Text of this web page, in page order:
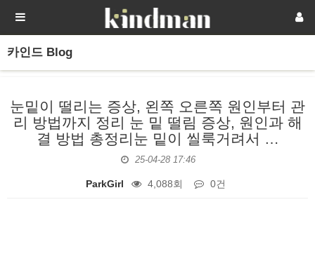
카인드 Blog
눈밑이 떨리는 증상, 왼쪽 오른쪽 원인부터 관
리 방법까지 정리 눈 밑 떨림 증상, 원인과 해
결 방법 총정리눈 밑이 씰룩거려서 …
25-04-28 17:46
ParkGirl 4,088회 0건